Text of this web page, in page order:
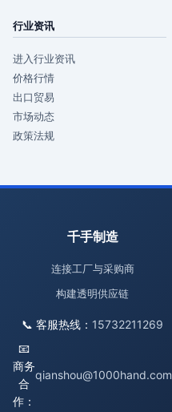
行业资讯
进入行业资讯
价格行情
出口贸易
市场动态
政策法规
千手制造
连接工厂与采购商
构建透明供应链
📞 客服热线： 15732211269
📧
商务
合
作：
qianshou@1000hand.com